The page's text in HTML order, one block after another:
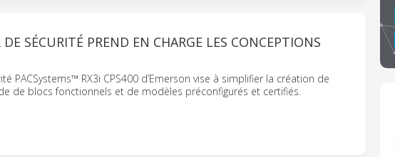
SÉCURITÉ PREND EN CHARGE LES CONCEPTIONS
PACSystems™ RX3i CPS400 d’Emerson vise à simplifier la création de
de blocs fonctionnels et de modèles préconfigurés et certifiés.